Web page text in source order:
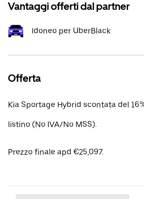
Vantaggi offerti dal partner
Idoneo per UberBlack
Offerta
Kia Sportage Hybrid scontata del
listino (No IVA/No MSS).
Prezzo finale apd €25,097.